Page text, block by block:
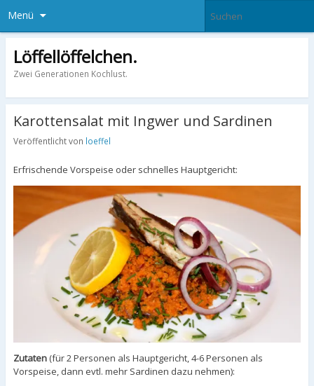
Menü
Löffellöffelchen.
Zwei Generationen Kochlust.
Karottensalat mit Ingwer und Sardinen
Veröffentlicht von loeffel
Erfrischende Vorspeise oder schnelles Hauptgericht:
Zutaten(für 2 Personen als Hauptgericht, 4-6 Personen als
Vorspeise, dann evtl. mehr Sardinen dazu nehmen):